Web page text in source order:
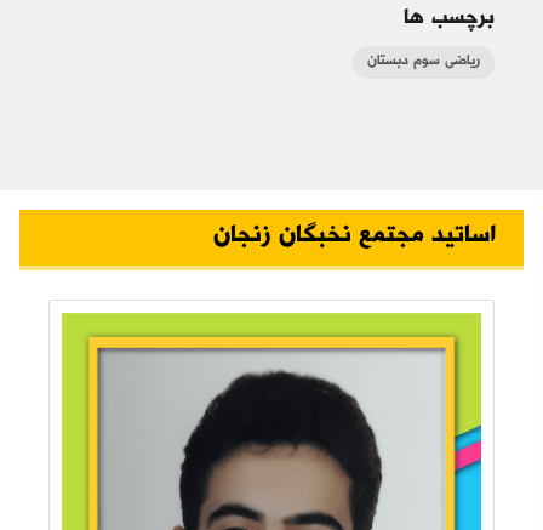
برچسب ها
ریاضی سوم دبستان
اساتید مجتمع نخبگان زنجان